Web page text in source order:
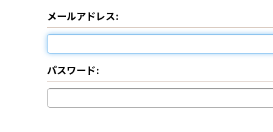
メールアドレス:
パスワード: